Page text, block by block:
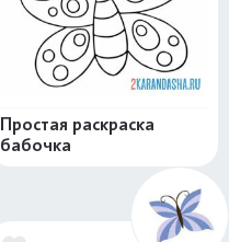
Простая раскраска
бабочка